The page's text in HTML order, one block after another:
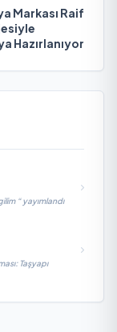
Markası Raif
Hazırlanıyor
“ yayımlandı
Taşyapı